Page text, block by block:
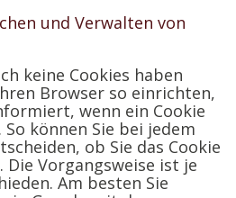
und Verwalten von
keine Cookies haben
Browser so einrichten,
wenn ein Cookie
können Sie bei jedem
ob Sie das Cookie
Vorgangsweise ist je
Am besten Sie